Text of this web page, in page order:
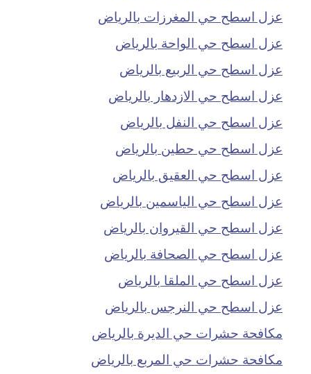
عزل اسطح حي المغرزات بالرياض
عزل اسطح حي الواحة بالرياض
عزل اسطح حي الربيع بالرياض
عزل اسطح حي الازدهار بالرياض
عزل اسطح حي النفل بالرياض
عزل اسطح حي حطين بالرياض
عزل اسطح حي العقيق بالرياض
عزل اسطح حي الياسمين بالرياض
عزل اسطح حي القيروان بالرياض
عزل اسطح حي الصحافة بالرياض
عزل اسطح حي الملقا بالرياض
عزل اسطح حي النرجس بالرياض
مكافحة حشرات حي الديرة بالرياض
مكافحة حشرات حي المربع بالرياض